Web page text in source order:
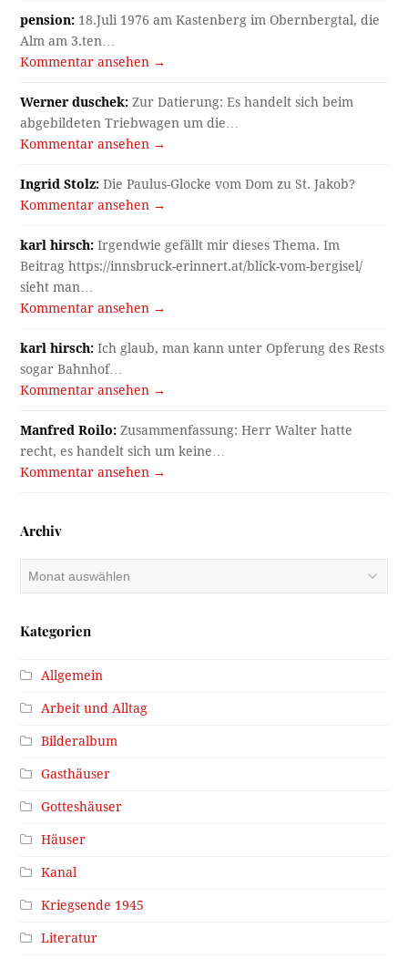
pension: 18.Juli 1976 am Kastenberg im Obernbergtal, die
Alm am 3.ten…
Kommentar ansehen →
Werner duschek: Zur Datierung: Es handelt sich beim
abgebildeten Triebwagen um die…
Kommentar ansehen →
Ingrid Stolz: Die Paulus-Glocke vom Dom zu St. Jakob?
Kommentar ansehen →
karl hirsch: Irgendwie gefällt mir dieses Thema. Im
Beitrag https://innsbruck-erinnert.at/blick-vom-bergisel/
sieht man…
Kommentar ansehen →
karl hirsch: Ich glaub, man kann unter Opferung des Rests
sogar Bahnhof…
Kommentar ansehen →
Manfred Roilo: Zusammenfassung: Herr Walter hatte
recht, es handelt sich um keine…
Kommentar ansehen →
Archiv
Kategorien
Allgemein
Arbeit und Alltag
Bilderalbum
Gasthäuser
Gotteshäuser
Häuser
Kanal
Kriegsende 1945
Literatur